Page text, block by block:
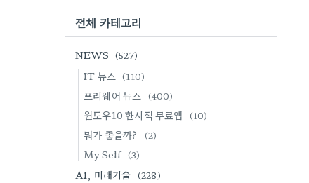
전체 카테고리
NEWS (527)
IT 뉴스 (110)
프리웨어 뉴스 (400)
윈도우10 한시적 무료앱 (10)
뭐가 좋을까? (2)
My Self (3)
AI, 미래기술 (228)